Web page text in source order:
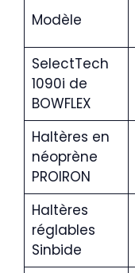
Modèle
SelectTech
1090i de
BOWFLEX
Haltères en
néoprène
PROIRON
Haltères
réglables
Sinbide